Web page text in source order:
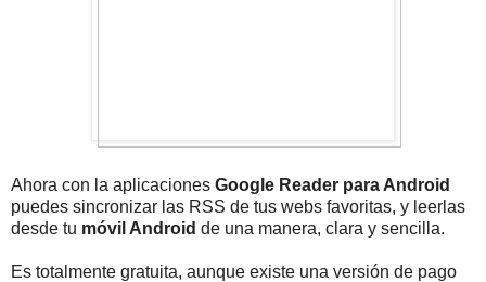
Ahora con la aplicaciones Google Reader para Android
puedes sincronizar las RSS de tus webs favoritas, y leerlas
desde tu móvil Android de una manera, clara y sencilla.
Es totalmente gratuita, aunque existe una versión de pago